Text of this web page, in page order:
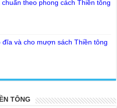
theo phong cách Thiền tông
đĩa và cho mượn sách Thiền tông
TÔNG